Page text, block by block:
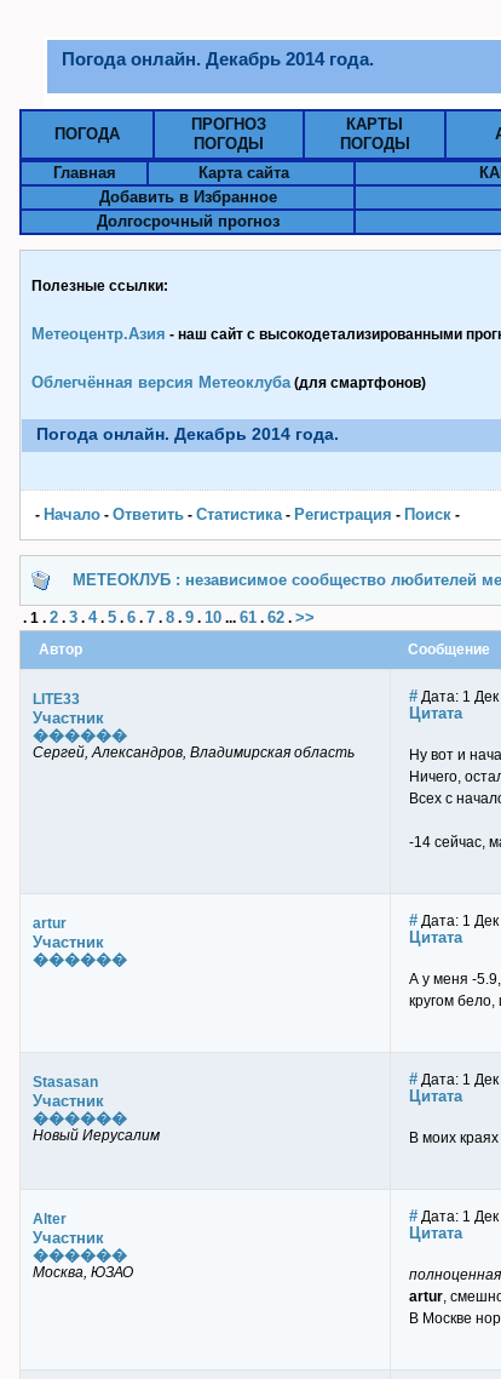
Погода онлайн. Декабрь 2014 года.
ПОГОДА
ПРОГНОЗ
ПОГОДЫ
КАРТЫ
ПОГОДЫ
Главная
Карта сайта
Добавить в Избранное
Долгосрочный прогноз
Полезные ссылки:
Метеоцентр.Азия - наш сайт с высокодетализированными
Облегчённая версия Метеоклуба(для смартфонов)
Погода онлайн. Декабрь 2014 года.
- Начало - Ответить - Статистика- Pегистрация - Поиск -
МЕТЕОКЛУБ : независимое сообщество любителей
. 1 . 2 . 3 . 4. 5 . 6 . 7 . 8 . 9 . 10 ... 61 . 62 . >>
Автор Сообщение
LITE33
Участник
������
Сергей, Александров, Владимирская область
# Дата: 1
Цитата
Ну вот и
Ничего,
Всех с
-14 сейчас,
artur
Участник
������
# Дата: 1
Цитата
А у меня -
кругом
Stasasan
Участник
������
Новый Иерусалим
# Дата: 1
Цитата
В моих
Alter
Участник
������
Москва, ЮЗАО
# Дата: 1
Цитата
artur,
В Москве